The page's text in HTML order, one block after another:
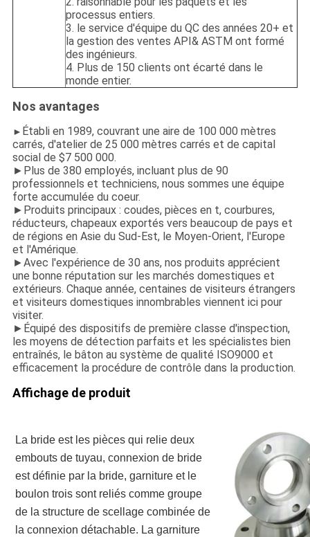
processus entiers.
3. le service d'équipe du QC des années 20+ et
la gestion des ventes API& ASTM ont formé
des ingénieurs.
4. Plus de 150 clients ont écarté dans le
monde entier.
Nos avantages
► Établi en 1989, couvrant une aire de 100 000 mètres
carrés, d'atelier de 25 000 mètres carrés et de capital
social de $7 500 000.
►Plus de 380 employés, incluant plus de 90
professionnels et techniciens, nous sommes une équipe
forte accumulée du coeur.
►Produits principaux : coudes, pièces en t, courbures,
réducteurs, chapeaux exportés vers beaucoup de pays et
de régions en Asie du Sud-Est, le Moyen-Orient, l'Europe
et l'Amérique.
►Avec l'expérience de 30 ans, nos produits apprécient
une bonne réputation sur les marchés domestiques et
extérieurs. Chaque année, centaines de visiteurs étrangers
et visiteurs domestiques innombrables viennent ici pour
visiter.
►Équipé des dispositifs de première classe d'inspection,
les moyens de détection parfaits et les spécialistes bien
entraînés, le bâton au système de qualité ISO9000 et
efficacement la procédure de contrôle dans la production.
Affichage de produit
La bride est les pièces qui relie deux
embouts de tuyau, connexion de bride
est définie par la bride, garniture et le
boulon trois sont reliés comme groupe
de la structure de scellage combinée de
la connexion détachable. La garniture